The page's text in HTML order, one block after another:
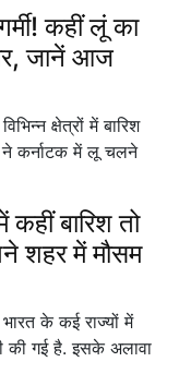
कहीं लूं का
जानें आज
क्षेत्रों में बारिश
ने कर्नाटक में लू चलने
बारिश तो
शहर में मौसम
के कई राज्यों में
की गई है. इसके अलावा